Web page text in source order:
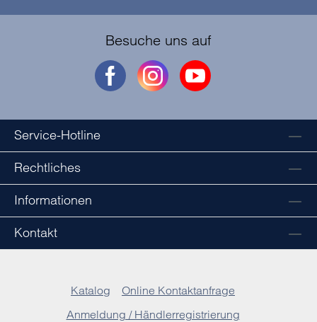
Besuche uns auf
Service-Hotline
Rechtliches
Informationen
Kontakt
Katalog
Online Kontaktanfrage
Anmeldung / Händlerregistrierung